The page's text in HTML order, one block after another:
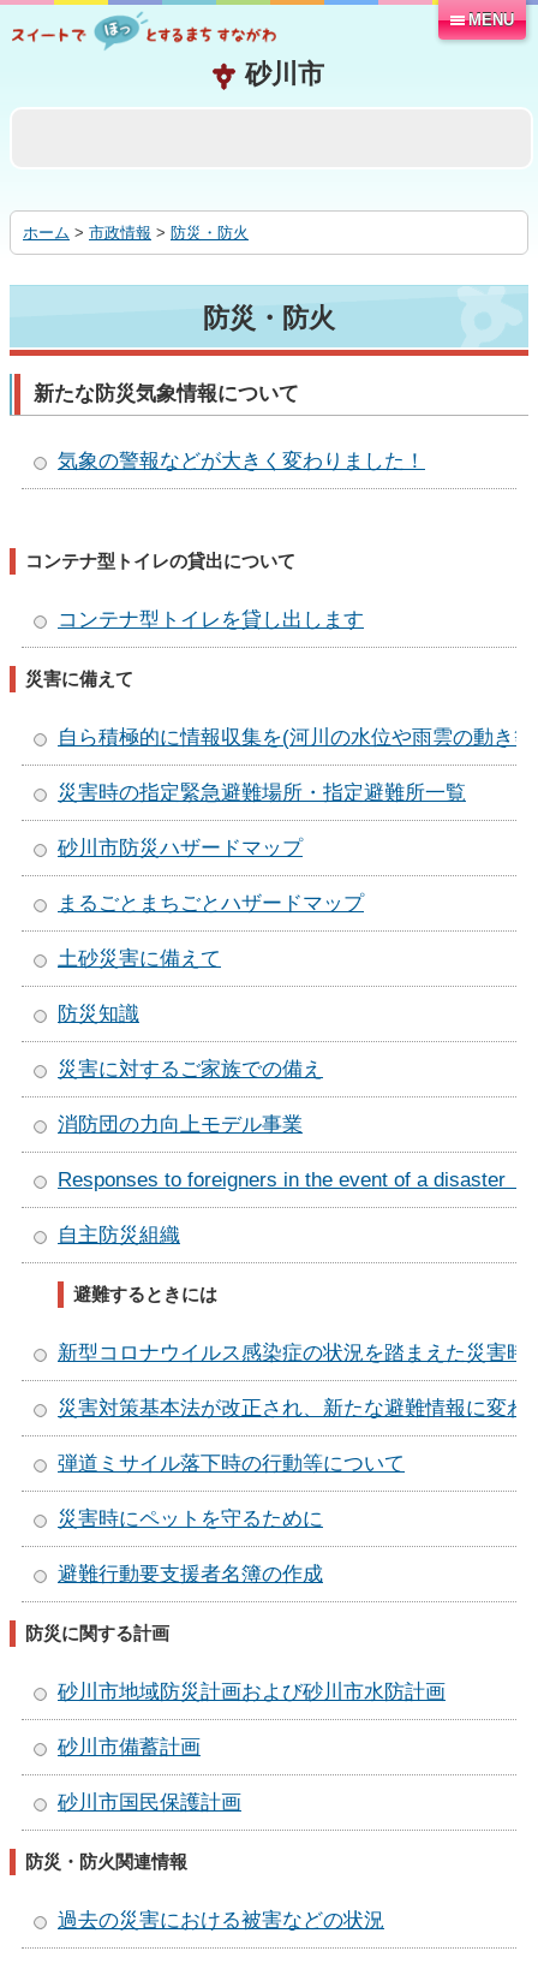
る
MENU
ホーム > 市政情報 > 防災・防火
防災・防火
新たな防災気象情報について
気象の警報などが大きく変わり ました！
コンテナ型トイレの貸出について
コンテナ型トイレを貸し出します
災害に備えて
自ら積極的に情報収集を(河川の水位や雨雲の動き
災害時の指定緊急避難場所・指定避難所一覧
砂川市防災ハザードマップ
まるごとまちごとハザードマップ
土砂災害に備えて
防災知識
災害に対するご家族での備え
消防団の力向上モデル事業
Responses to foreigners in the event of a disaster（
自主防災組織
避難するときには
新型コロナウイルス感染症の状況を踏まえた災害時
災害対策基本法が改正され、新たな避難情報に変わ
弾道ミサイル落下時の行動等について
災害時にペットを守るために
避難行動要支援者名簿の作成
防災に関する計画
砂川市地域防災計画および砂川市水防計画
砂川市備蓄計画
砂川市国民保護計画
防災・防火関連情報
過去の災害における被害などの状況